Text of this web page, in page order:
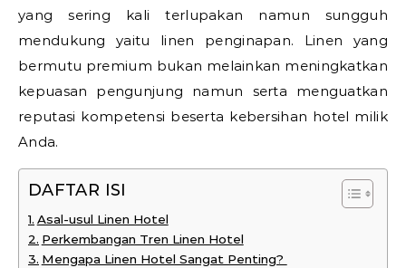
yang sering kali terlupakan namun sungguh
mendukung yaitu linen penginapan. Linen yang
bermutu premium bukan melainkan meningkatkan
kepuasan pengunjung namun serta menguatkan
reputasi kompetensi beserta kebersihan hotel milik
Anda.
DAFTAR ISI
Asal-usul Linen Hotel
Perkembangan Tren Linen Hotel
Mengapa Linen Hotel Sangat Penting?